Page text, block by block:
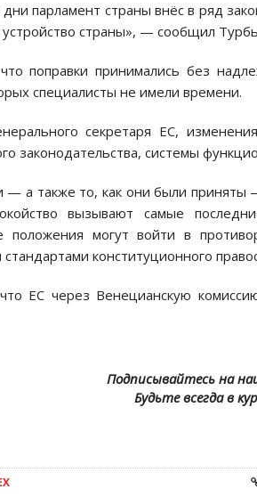
парламент страны внёс в ряд
устройство страны», — сообщил
поправки принимались без
специалисты не имели времени.
секретаря ЕС,
законодательства, системы
— а также то, как они были приняты
вызывают самые
положения могут войти в
стандартами конституционного
ЕC через Венецианскую
Подписывайтесь на
Будьте всегда в